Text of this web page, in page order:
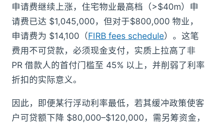
申请费继续上涨，住宅物业最高档（>$40m）申
请费已达 $1,045,000，但对于$800,000 物业，
申请费为 $14,100（FIRB fees schedule）。这笔
费用不可贷款，必须现金支付，实质上拉高了非
PR 借款人的首付门槛至 45% 以上，并削弱了利率
折扣的实际意义。
因此，即便某行浮动利率最低，若其缓冲政策使客
户可贷额下降 $80,000–$120,000，需另筹资金，